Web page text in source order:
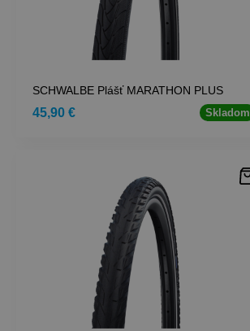
SCHWALBE Plášť MARATHON PLUS
45,90 € Skladom